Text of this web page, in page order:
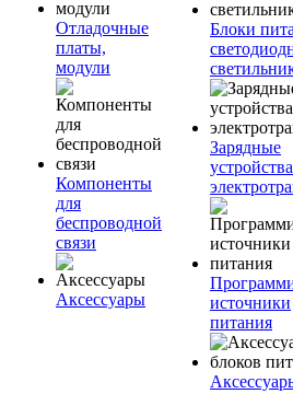
Отладочные
платы,
модули
Компоненты
для
беспроводной
связи
Аксессуары
Блоки
Зарядные
источники
питания